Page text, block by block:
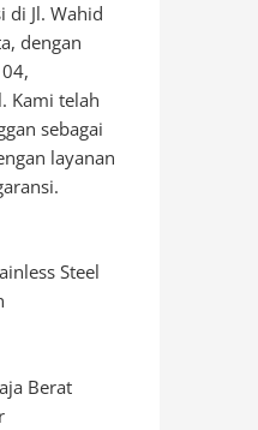
di Jl. Wahid
dengan
Kami telah
sebagai
layanan
Steel
Berat